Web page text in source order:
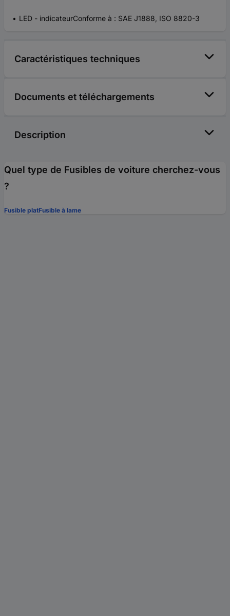
LED - indicateurConforme à : SAE J1888, ISO 8820-3
Caractéristiques techniques
Documents et téléchargements
Description
Quel type de Fusibles de voiture cherchez-vous
?
Fusible platFusible à lame